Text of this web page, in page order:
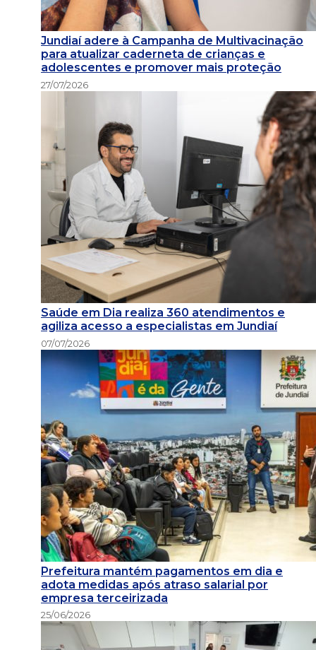
Jundiaí adere à Campanha de Multivacinação
para atualizar caderneta de crianças e
adolescentes e promover mais proteção
27/07/2026
Saúde em Dia realiza 360 atendimentos e
agiliza acesso a especialistas em Jundiaí
07/07/2026
Prefeitura mantém pagamentos em dia e
adota medidas após atraso salarial por
empresa terceirizada
25/06/2026